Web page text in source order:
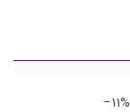
‎−11%